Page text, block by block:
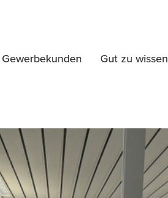
Gewerbekunden Gut zu wissen